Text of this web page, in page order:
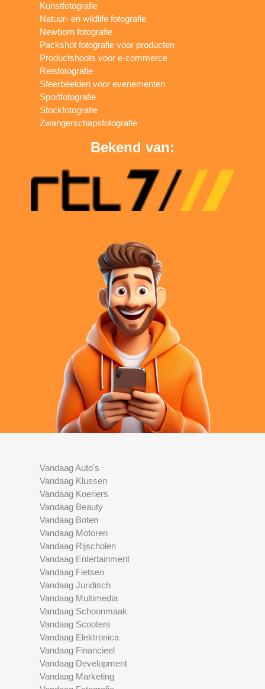
Kunstfotografie
Natuur- en wildlife fotografie
Newborn fotografie
Packshot fotografie voor producten
Productshoots voor e-commerce
Reisfotografie
Sfeerbeelden voor evenementen
Sportfotografie
Stockfotografie
Zwangerschapsfotografie
Bekend van:
Vandaag Auto's
Vandaag Klussen
Vandaag Koeriers
Vandaag Beauty
Vandaag Boten
Vandaag Motoren
Vandaag Rijscholen
Vandaag Entertainment
Vandaag Fietsen
Vandaag Juridisch
Vandaag Multimedia
Vandaag Schoonmaak
Vandaag Scooters
Vandaag Elektronica
Vandaag Financieel
Vandaag Development
Vandaag Marketing